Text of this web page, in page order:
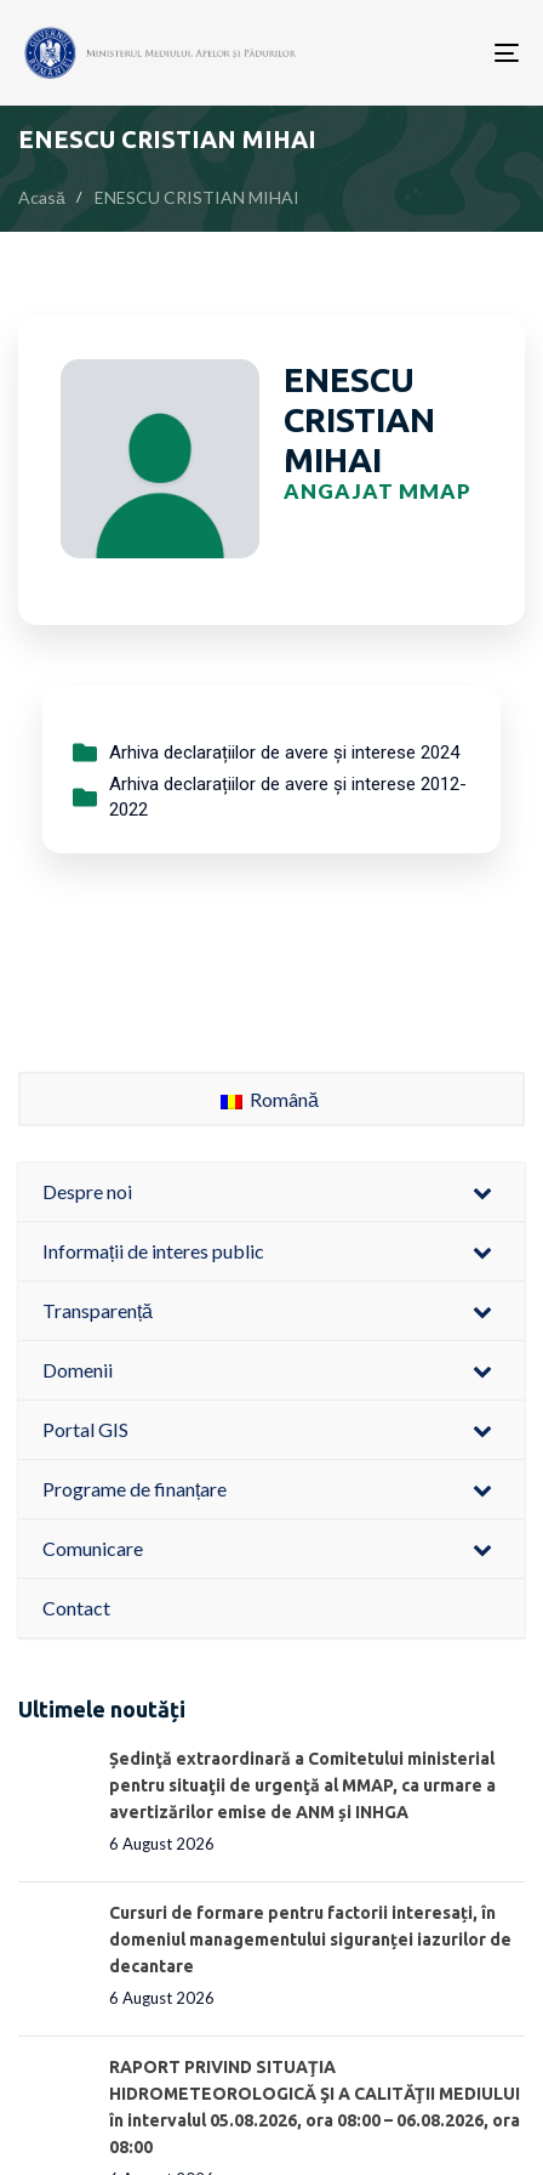
ENESCU CRISTIAN MIHAI
Acasă ENESCU CRISTIAN MIHAI
ENESCU
CRISTIAN
MIHAI
ANGAJAT MMAP
Arhiva declarațiilor de avere și interese 2024
Arhiva declarațiilor de avere și interese 2012-
2022
Română
Despre noi
Informații de interes public
Transparență
Domenii
Portal GIS
Programe de finanțare
Comunicare
Contact
Ultimele noutăți
Ședinţă extraordinară a Comitetului ministerial
pentru situaţii de urgenţă al MMAP, ca urmare a
avertizărilor emise de ANM și INHGA
6 August 2026
Cursuri de formare pentru factorii interesați, în
domeniul managementului siguranței iazurilor de
decantare
6 August 2026
RAPORT PRIVIND SITUAŢIA
HIDROMETEOROLOGICĂ ŞI A CALITĂŢII MEDIULUI
în intervalul 05.08.2026, ora 08:00 – 06.08.2026, ora
08:00